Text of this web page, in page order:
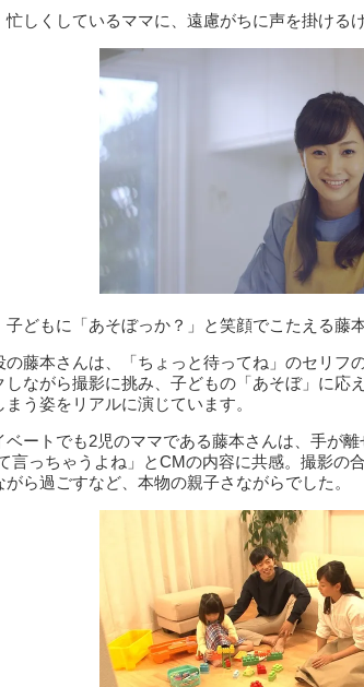
忙しくしているママに、遠慮がちに声を掛ける
子どもに「あそぼっか？」と笑顔でこたえる藤
の藤本さんは、「ちょっと待ってね」のセリフ
しながら撮影に挑み、子どもの「あそぼ」に応
まう姿をリアルに演じています。
ベートでも2児のママである藤本さんは、手が
言っちゃうよね」とCMの内容に共感。撮影の
がら過ごすなど、本物の親子さながらでした。